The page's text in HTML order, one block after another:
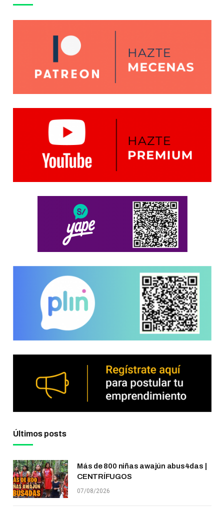
Últimos posts
Más de 800 niñas awajún abus4das |
CENTRÍFUGOS
07/08/2026